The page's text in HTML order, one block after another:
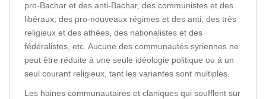
pro-Bachar et des anti-Bachar, des communistes et des
libéraux, des pro-nouveaux régimes et des anti, des très
religieux et des athées, des nationalistes et des
fédéralistes, etc. Aucune des communautés syriennes ne
peut être réduite à une seule idéologie politique ou à un
seul courant religieux, tant les variantes sont multiples.
Les haines communautaires et claniques qui soufflent sur